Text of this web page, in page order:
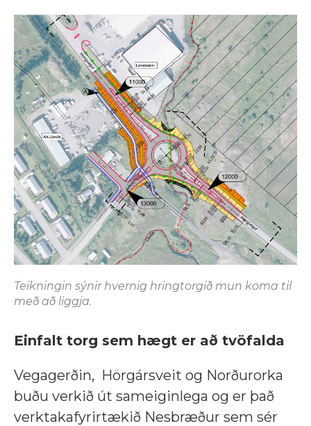
Teikningin sýnir hvernig hringtorgið mun koma til
með að liggja.
Einfalt torg sem hægt er að tvöfalda
Vegagerðin, Hörgársveit og Norðurorka
buðu verkið út sameiginlega og er það
verktakafyrirtækið Nesbræður sem sér